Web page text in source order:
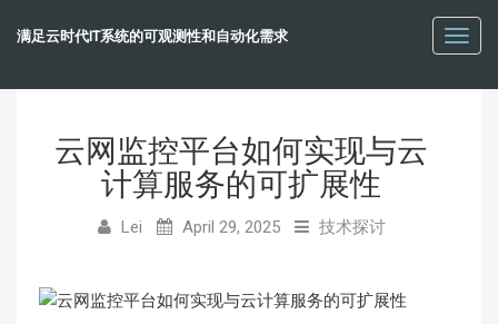
满足云时代IT系统的可观测性和自动化需求
云网监控平台如何实现与云
计算服务的可扩展性
Lei April 29, 2025 技术探讨